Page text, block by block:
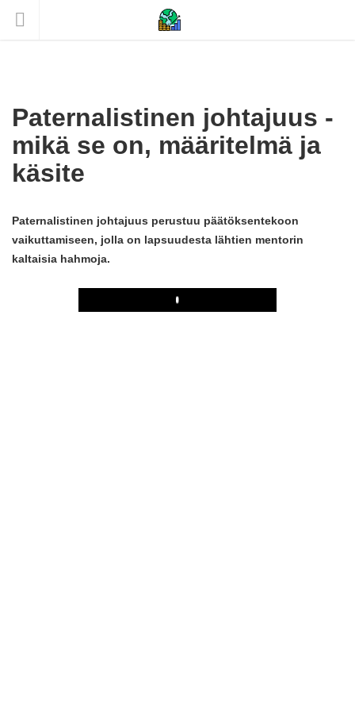
Paternalistinen johtajuus -
mikä se on, määritelmä ja
käsite
Paternalistinen johtajuus perustuu päätöksentekoon
vaikuttamiseen, jolla on lapsuudesta lähtien mentorin
kaltaisia ​​hahmoja.
Play